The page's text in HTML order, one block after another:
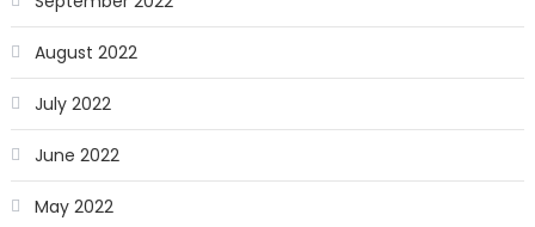
August 2022
July 2022
June 2022
May 2022